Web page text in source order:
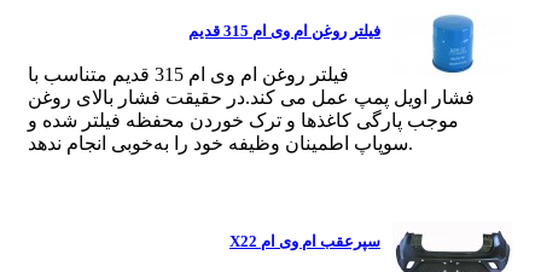
فیلتر روغن ام وی ام 315 قدیم
فیلتر روغن ام وی ام 315 قدیم متناسب با
فشار اویل پمپ عمل می کند.در حقیقت فشار بالای روغن
موجب پارگی کاغذ‌ها و ترک خوردن محفظه فیلتر شده و
سوپاپ اطمینان وظیفه خود را به‌خوبی انجام ندهد.
سپرعقب ام وی ام X22